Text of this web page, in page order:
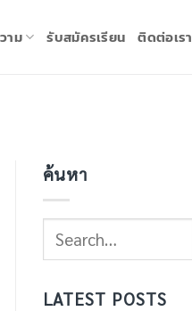
าม รับสมัครเรียน ติดต่อเรา
ค้นหา
LATEST POSTS